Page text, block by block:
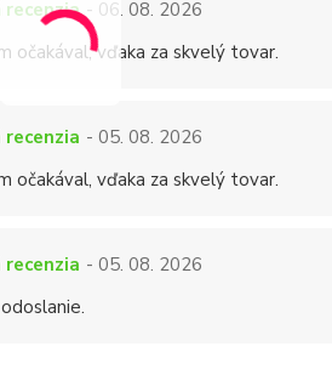
recenzia - 06. 08. 2026
očakával, vďaka za skvelý tovar.
recenzia - 05. 08. 2026
očakával, vďaka za skvelý tovar.
recenzia - 05. 08. 2026